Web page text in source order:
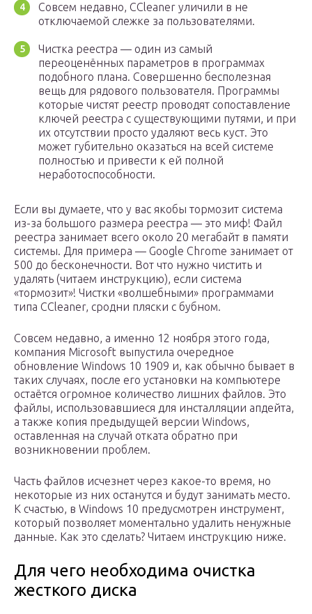
Совсем недавно, CCleaner уличили в не
отключаемой слежке за пользователями.
Чистка реестра — один из самый
переоценённых параметров в программах
подобного плана. Совершенно бесполезная
вещь для рядового пользователя. Программы
которые чистят реестр проводят сопоставление
ключей реестра с существующими путями, и при
их отсутствии просто удаляют весь куст. Это
может губительно оказаться на всей системе
полностью и привести к ей полной
неработоспособности.
Если вы думаете, что у вас якобы тормозит система
из-за большого размера реестра — это миф! Файл
реестра занимает всего около 20 мегабайт в памяти
системы. Для примера — Google Chrome занимает от
500 до бесконечности. Вот что нужно чистить и
удалять (читаем инструкцию), если система
«тормозит»! Чистки «волшебными» программами
типа CCleaner, сродни пляски с бубном.
Совсем недавно, а именно 12 ноября этого года,
компания Microsoft выпустила очередное
обновление Windows 10 1909 и, как обычно бывает в
таких случаях, после его установки на компьютере
остаётся огромное количество лишних файлов. Это
файлы, использовавшиеся для инсталляции апдейта,
а также копия предыдущей версии Windows,
оставленная на случай отката обратно при
возникновении проблем.
Часть файлов исчезнет через какое-то время, но
некоторые из них останутся и будут занимать место.
К счастью, в Windows 10 предусмотрен инструмент,
который позволяет моментально удалить ненужные
данные. Как это сделать? Читаем инструкцию ниже.
Для чего необходима очистка
жесткого диска